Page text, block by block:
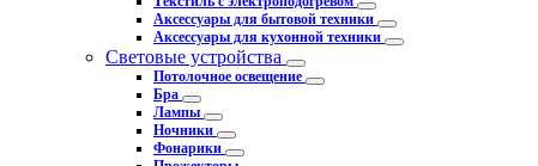
Аксессуары для бытовой техники
Аксессуары для кухонной техники
Световые устройства
Потолочное освещение
Бра
Лампы
Ночники
Фонарики